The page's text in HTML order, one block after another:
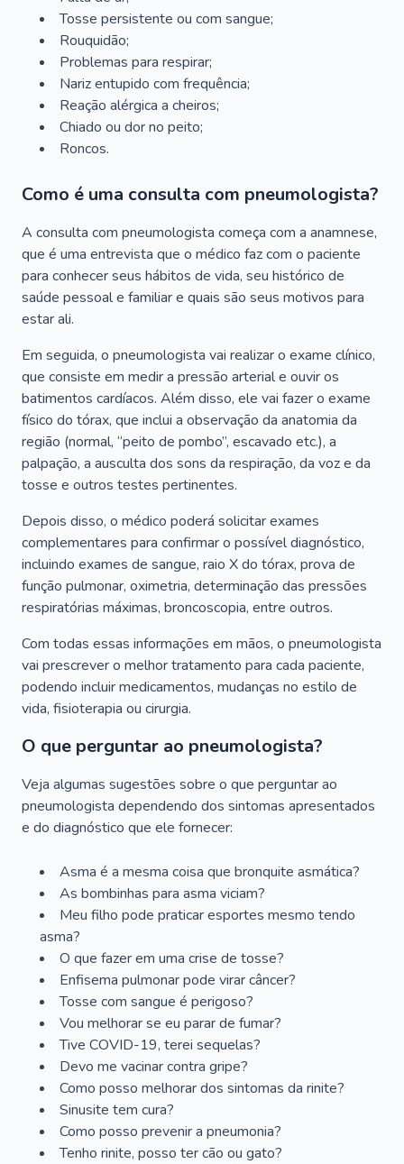
Tosse persistente ou com sangue;
Rouquidão;
Problemas para respirar;
Nariz entupido com frequência;
Reação alérgica a cheiros;
Chiado ou dor no peito;
Roncos.
Como é uma consulta com pneumologista?
A consulta com pneumologista começa com a anamnese,
que é uma entrevista que o médico faz com o paciente
para conhecer seus hábitos de vida, seu histórico de
saúde pessoal e familiar e quais são seus motivos para
estar ali.
Em seguida, o pneumologista vai realizar o exame clínico,
que consiste em medir a pressão arterial e ouvir os
batimentos cardíacos. Além disso, ele vai fazer o exame
físico do tórax, que inclui a observação da anatomia da
região (normal, “peito de pombo”, escavado etc.), a
palpação, a ausculta dos sons da respiração, da voz e da
tosse e outros testes pertinentes.
Depois disso, o médico poderá solicitar exames
complementares para confirmar o possível diagnóstico,
incluindo exames de sangue, raio X do tórax, prova de
função pulmonar, oximetria, determinação das pressões
respiratórias máximas, broncoscopia, entre outros.
Com todas essas informações em mãos, o pneumologista
vai prescrever o melhor tratamento para cada paciente,
podendo incluir medicamentos, mudanças no estilo de
vida, fisioterapia ou cirurgia.
O que perguntar ao pneumologista?
Veja algumas sugestões sobre o que perguntar ao
pneumologista dependendo dos sintomas apresentados
e do diagnóstico que ele fornecer:
Asma é a mesma coisa que bronquite asmática?
As bombinhas para asma viciam?
Meu filho pode praticar esportes mesmo tendo
asma?
O que fazer em uma crise de tosse?
Enfisema pulmonar pode virar câncer?
Tosse com sangue é perigoso?
Vou melhorar se eu parar de fumar?
Tive COVID-19, terei sequelas?
Devo me vacinar contra gripe?
Como posso melhorar dos sintomas da rinite?
Sinusite tem cura?
Como posso prevenir a pneumonia?
Tenho rinite, posso ter cão ou gato?